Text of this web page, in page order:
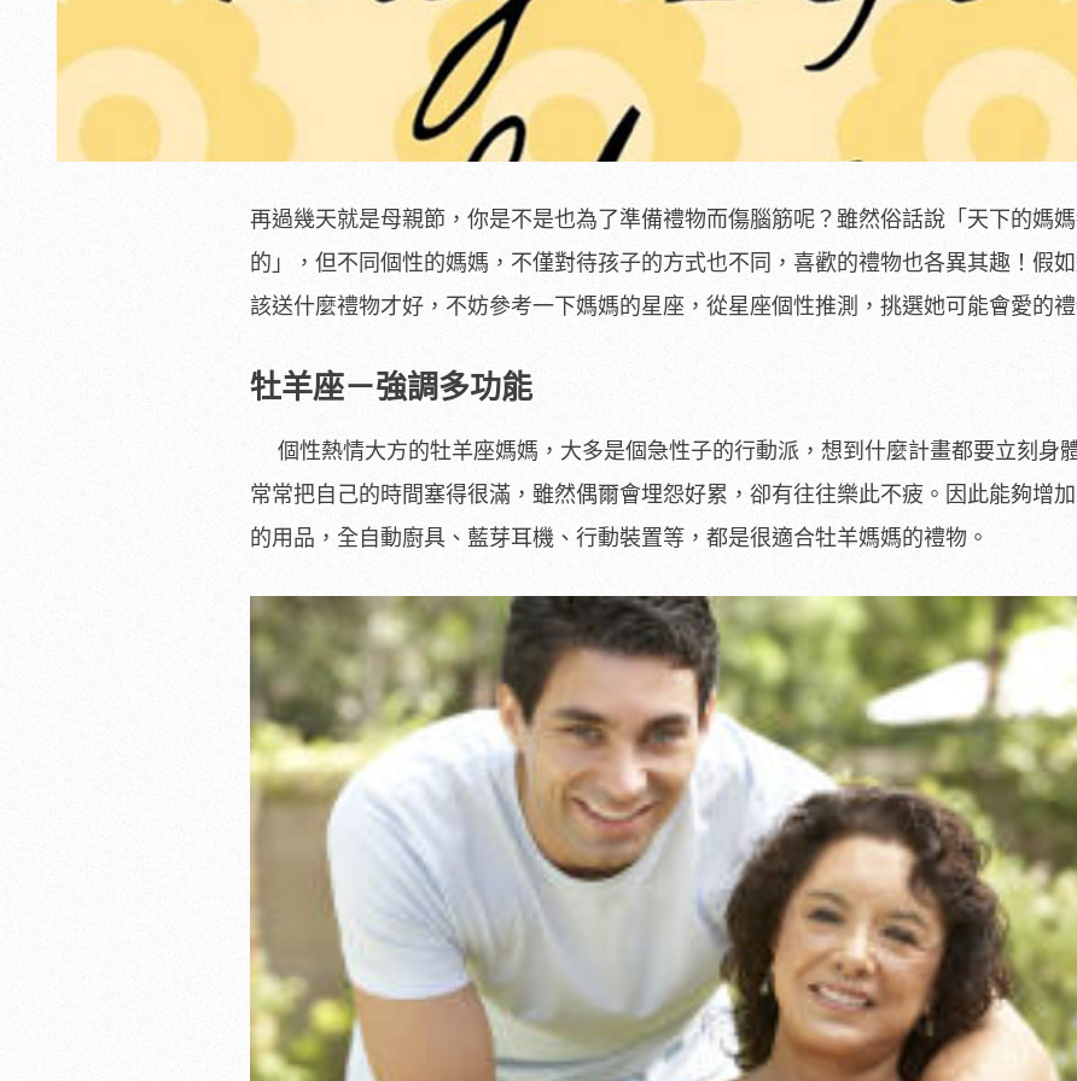
再過幾天就是母親節，你是不是也為了準備禮物而傷腦筋呢？雖然俗話說「天下的媽
的」，但不同個性的媽媽，不僅對待孩子的方式也不同，喜歡的禮物也各異其趣！假
該送什麼禮物才好，不妨參考一下媽媽的星座，從星座個性推測，挑選她可能會愛的禮
牡羊座－強調多功能
個性熱情大方的牡羊座媽媽，大多是個急性子的行動派，想到什麼計畫都要立刻身
常常把自己的時間塞得很滿，雖然偶爾會埋怨好累，卻有往往樂此不疲。因此能夠增
的用品，全自動廚具、藍芽耳機、行動裝置等，都是很適合牡羊媽媽的禮物。